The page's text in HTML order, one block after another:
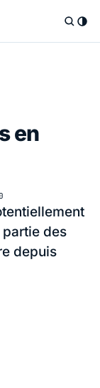
en
des
depuis